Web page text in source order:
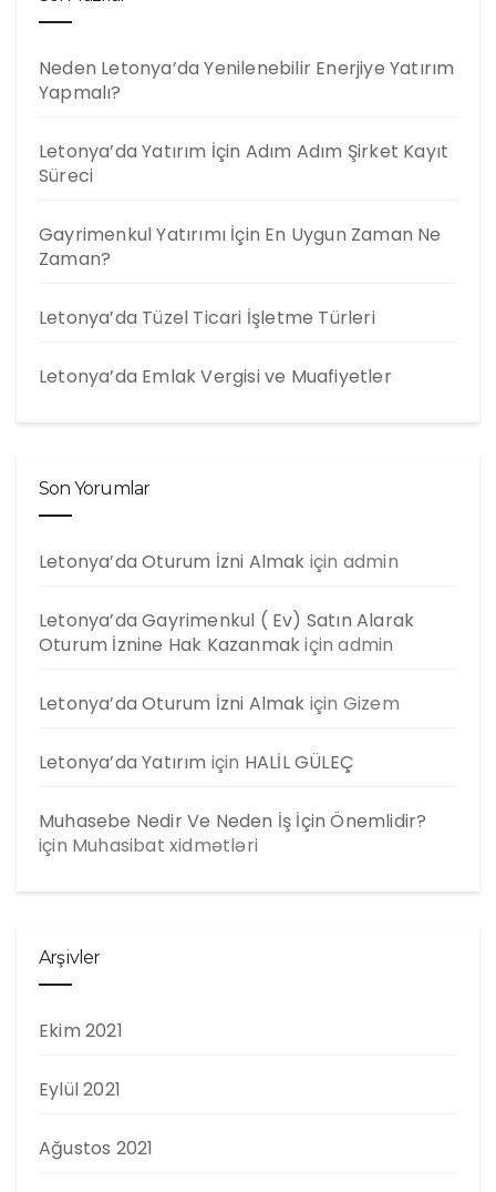
Neden Letonya’da Yenilenebilir Enerjiye Yatırım
Yapmalı?
Letonya’da Yatırım İçin Adım Adım Şirket Kayıt
Süreci
Gayrimenkul Yatırımı İçin En Uygun Zaman Ne
Zaman?
Letonya’da Tüzel Ticari İşletme Türleri
Letonya’da Emlak Vergisi ve Muafiyetler
Son Yorumlar
Letonya’da Oturum İzni Almak için admin
Letonya’da Gayrimenkul ( Ev) Satın Alarak
Oturum İznine Hak Kazanmakiçinadmin
Letonya’da Oturum İzni Almak için Gizem
Letonya’da Yatırım için HALİL GÜLEÇ
Muhasebe Nedir Ve Neden İş İçin Önemlidir?
için Muhasibat xidmətləri
Arşivler
Ekim 2021
Eylül 2021
Ağustos 2021